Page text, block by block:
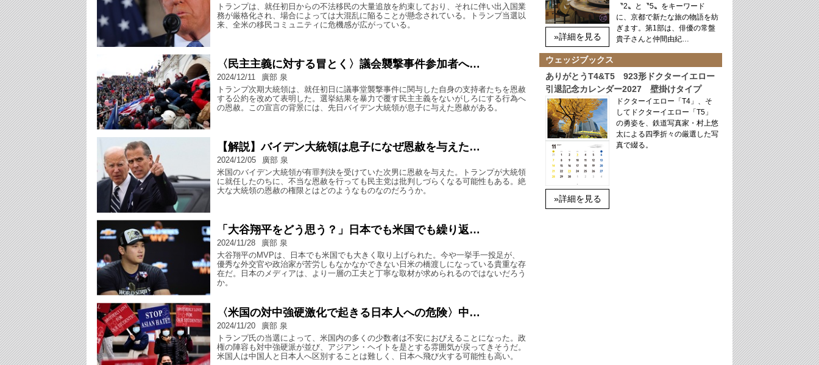
トランプは、就任初日からの不法移民の大量追放を約束しており、それに伴い出入国業
務が厳格化され、場合によっては大混乱に陥ることが懸念されている。トランプ当選以
来、全米の移民コミュニティに危機感が広がっている。
〈民主主義に対する冒とく〉議会襲撃事件参加者へ…
2024/12/11
廣部 泉
トランプ次期大統領は、就任初日に議事堂襲撃事件に関与した自身の支持者たちを恩赦
する公約を改めて表明した。選挙結果を暴力で覆す民主主義をないがしろにする行為へ
の恩赦。この宣言の背景には、先日バイデン大統領が息子に与えた恩赦がある。
【解説】バイデン大統領は息子になぜ恩赦を与えた…
2024/12/05
廣部 泉
米国のバイデン大統領が有罪判決を受けていた次男に恩赦を与えた。トランプが大統領
に就任したのちに、不当な恩赦を行っても民主党は批判しづらくなる可能性もある。絶
大な大統領の恩赦の権限とはどのようなものなのだろうか。
「大谷翔平をどう思う？」日本でも米国でも繰り返…
2024/11/28
廣部 泉
大谷翔平のMVPは、日本でも米国でも大きく取り上げられた。今や一挙手一投足が、
優秀な外交官や政治家が苦労しもなかなかできない日米の橋渡しになっている貴重な存
在だ。日本のメディアは、より一層の工夫と丁寧な取材が求められるのではないだろう
か。
〈米国の対中強硬激化で起きる日本人への危険〉中…
2024/11/20
廣部 泉
トランプ氏の当選によって、米国内の多くの少数者は不安におびえることになった。政
権の陣容も対中強硬派が並び、アジアン・ヘイトを是とする雰囲気が戻ってきそうだ。
米国人は中国人と日本人へ区別することは難しく、日本へ飛び火する可能性も高い。
»詳細を見る
〝2〟と〝5〟をキーワード
に、京都で新たな旅の物語を紡
ぎます。第1部は、俳優の常盤
貴子さんと仲間由紀…
ウェッジブックス
ありがとうT4&T5 923形ドクターイエロー
引退記念カレンダー2027 壁掛けタイプ
»詳細を見る
ドクターイエロー「T4」、そ
してドクターイエロー「T5」
の勇姿を、鉄道写真家・村上悠
太による四季折々の厳選した写
真で綴る。